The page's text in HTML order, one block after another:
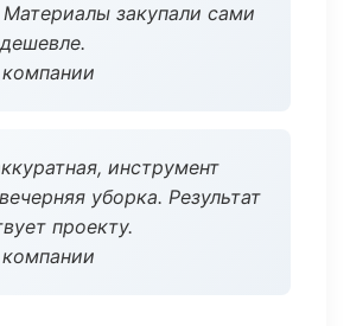
Материалы закупали сами
инструмент
уборка. Результат
проекту.